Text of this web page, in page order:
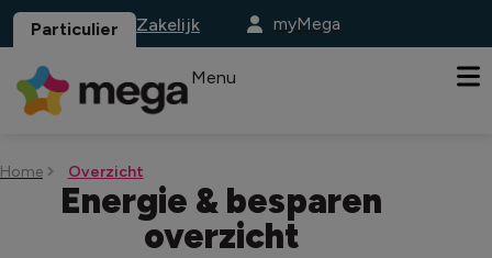
Particulier Zakelijk myMega
Menu
Home Overzicht
Energie & besparen
overzicht